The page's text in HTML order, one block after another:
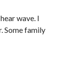
wave. I
Some family